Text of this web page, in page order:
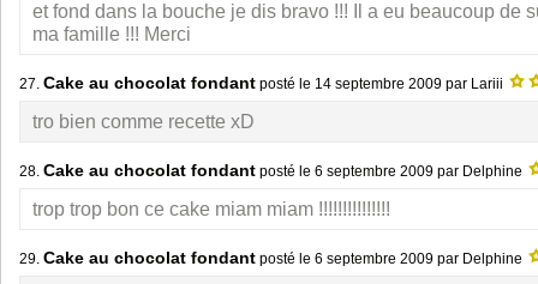
et fond dans la bouche je dis bravo !!! Il a eu beaucoup de
ma famille !!! Merci
27. Cake au chocolat fondant posté le 14 septembre 2009 par Lariii
tro bien comme recette xD
28. Cake au chocolat fondant posté le 6 septembre 2009 par Delphine
trop trop bon ce cake miam miam !!!!!!!!!!!!!!!
29. Cake au chocolat fondant posté le 6 septembre 2009 par Delphine